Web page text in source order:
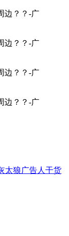
太狼广告人干货